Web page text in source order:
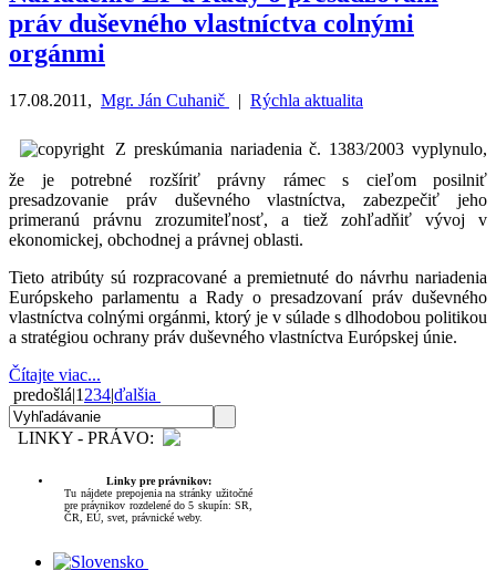
práv duševného vlastníctva colnými
orgánmi
17.08.2011 , Mgr. Ján Cuhanič | Rýchla aktualita
Z preskúmania nariadenia č. 1383/2003 vyplynulo,
že je potrebné rozšíriť právny rámec s cieľom posilniť
presadzovanie práv duševného vlastníctva, zabezpečiť jeho
primeranú právnu zrozumiteľnosť, a tiež zohľadňiť vývoj v
ekonomickej, obchodnej a právnej oblasti.
Tieto atribúty sú rozpracované a premietnuté do návrhu nariadenia
Európskeho parlamentu a Rady o presadzovaní práv duševného
vlastníctva colnými orgánmi, ktorý je v súlade s dlhodobou politikou
a stratégiou ochrany práv duševného vlastníctva Európskej únie.
Čítajte viac...
predošlá|1 234|ďalšia
LINKY - PRÁVO:
Linky pre právnikov:
Tu nájdete prepojenia na stránky užitočné
pre právnikov rozdelené do 5 skupín: SR,
ČR, EÚ, svet, právnické weby.